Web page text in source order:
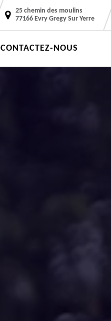
25 chemin des moulins
77166 Evry Gregy Sur Yerre
CONTACTEZ-NOUS